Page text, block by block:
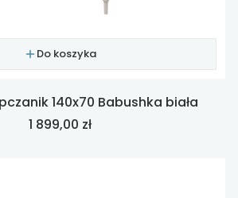
Do koszyka
140x70 Babushka biała
Cena
1 899,00 zł